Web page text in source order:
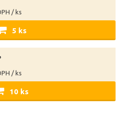
/ ks
5 ks
/ ks
10 ks